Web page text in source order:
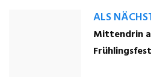
ALS
Mittendrin
Frühlingsfest